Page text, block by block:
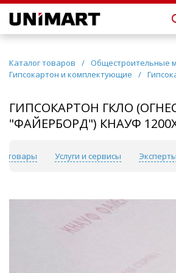
Каталог товаров / Общестроительные
Гипсокартон и комплектующие
/
ГИПСОКАРТОН ГКЛО
"ФАЙЕРБОРД") КНАУФ
товары Услуги и сервисы Эксперты